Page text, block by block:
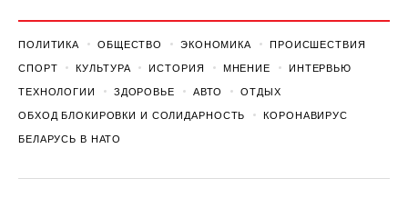
ПОЛИТИКА ОБЩЕСТВО ЭКОНОМИКА ПРОИСШЕСТВИЯ
СПОРТ КУЛЬТУРА ИСТОРИЯ МНЕНИЕ ИНТЕРВЬЮ
ТЕХНОЛОГИИ ЗДОРОВЬЕ АВТО ОТДЫХ
ОБХОД БЛОКИРОВКИ И СОЛИДАРНОСТЬ КОРОНАВИРУС
БЕЛАРУСЬ В НАТО